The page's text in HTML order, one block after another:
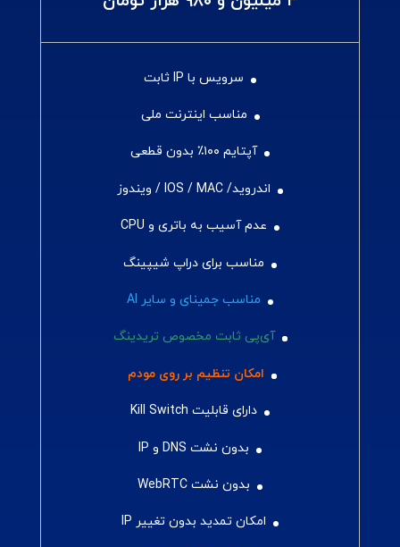
سرویس با IP ثابت
مناسب اینترنت ملی
آپتایم ۱۰۰٪ بدون قطعی
اندروید/ IOS / MAC / ویندوز
عدم آسیب به باتری و CPU
مناسب برای دراپ شیپینگ
مناسب جمینای و سایر AI
آی‌پی ثابت مخصوص تریدینگ
امکان تنظیم بر روی مودم
دارای قابلیت Kill Switch
بدون نشت DNS و IP
بدون نشت WebRTC
امکان تمدید بدون تغییر IP